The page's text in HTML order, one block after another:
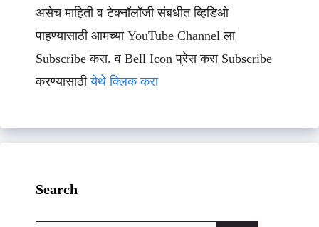
असेच माहिती व टेक्नॉलॉजी संबधीत व्हिडिओ
पाहण्यासाठी आमच्या YouTube Channel ला
Subscribe करा. व Bell Icon प्रेस करा Subscribe
करण्यासाठीयेथे क्लिक करा
Search